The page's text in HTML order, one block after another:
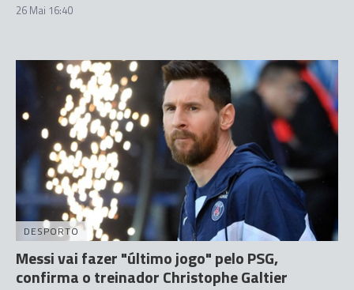
26 Mai 16:40
DESPORTO
Messi vai fazer "último jogo" pelo PSG,
confirma o treinador Christophe Galtier